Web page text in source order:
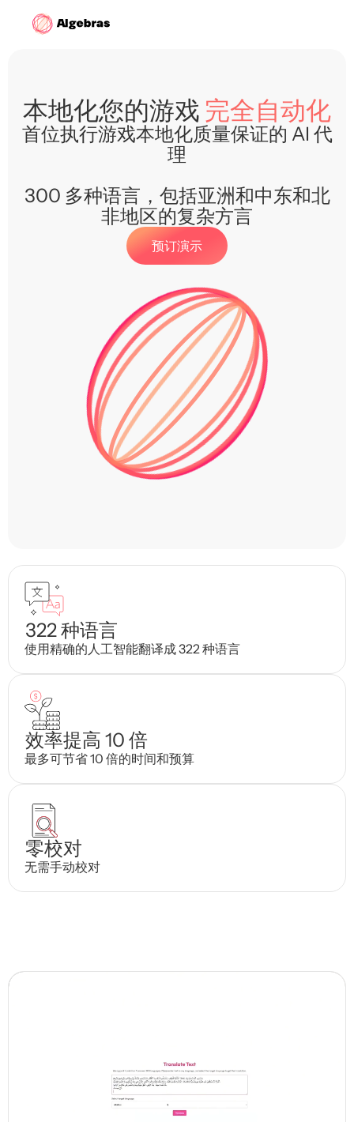
本地化您的游戏 完全自动化
首位执行游戏本地化质量保证的 AI 代
理
300 多种语言，包括亚洲和中东和北
非地区的复杂方言
预订演示
322 种语言
使用精确的人工智能翻译成 322 种语言
效率提高 10 倍
最多可节省 10 倍的时间和预算
零校对
无需手动校对